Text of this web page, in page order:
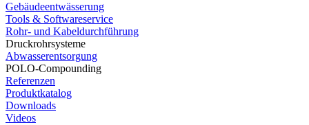
Gebäudeentwässerung
Tools & Softwareservice
Rohr- und Kabeldurchführung
Druckrohrsysteme
Abwasserentsorgung
POLO-Compounding
Referenzen
Produktkatalog
Downloads
Videos